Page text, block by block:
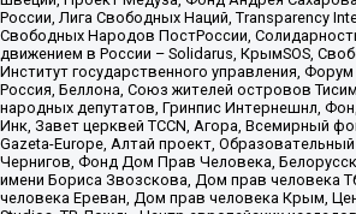
России, Лига Свободных Наций, Transparеncy
Свободных Народов ПостРоссии,
движением в России – Solidarus, КрымSOS,
Институт государственного управления,
Россия, Беллона, Союз жителей островов
народных депутатов, Гринпис Интернешнл,
Инк, Завет церквей TCCN, Агора, Всемирный
Gazeta-Europe, Алтай проект,
Чернигов, Фонд Дом Прав Человека,
имени Бориса Звозскова, Дом прав человека
человека Ереван, Дом прав человека Крым,